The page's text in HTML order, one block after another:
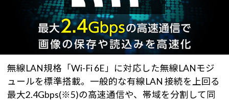
無線LAN規格「Wi-Fi 6E」に対応した無線LANモジ
ュールを標準搭載。一般的な有線LAN 接続を上回る
最大2.4Gbps(※5)の高速通信や、帯域を分割して同